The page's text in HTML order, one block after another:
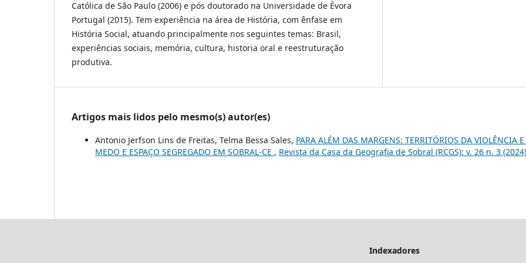
Católica de São Paulo (2006) e pós doutorado na Universidade de Èvora
Portugal (2015). Tem experiência na área de História, com ênfase em
História Social, atuando principalmente nos seguintes temas: Brasil,
experiências sociais, memória, cultura, historia oral e reestruturação
produtiva.
Artigos mais lidos pelo mesmo(s) autor(es)
Antonio Jerfson Lins de Freitas, Telma Bessa Sales, PARA ALÉM DAS MARGENS: TERRITÓRIOS DA VIOLÊNCIA
MEDO E ESPAÇO SEGREGADO EM SOBRAL-CE , Revista da Casa da Geografia de Sobral (RCGS): v. 26 n. 3 (2024)
Indexadores